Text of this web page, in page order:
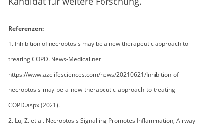
Referenzen:
1. Inhibition of necroptosis may be a new therapeutic approach to
treating COPD. News-Medical.net
https://www.azolifesciences.com/news/20210621/Inhibition-of-
necroptosis-may-be-a-new-therapeutic-approach-to-treating-
COPD.aspx (2021).
2. Lu, Z. et al. Necroptosis Signalling Promotes Inflammation, Airway